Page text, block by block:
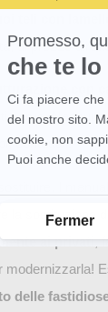
di
più
Promesso,
che te
Ci fa piacere
del nostro sito.
cookie, non
Puoi anche
Fermer
teli con
al prezzo
con
serve.
contattali!
I
la sostituzione
ai privati,
modernizzarla!
delle